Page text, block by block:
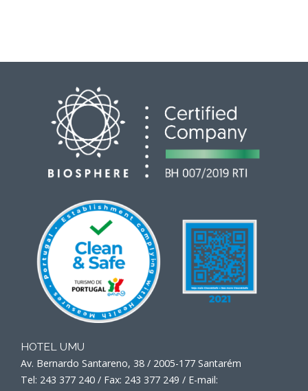
HOTEL UMU
Av. Bernardo Santareno, 38 / 2005-177 Santarém
Tel: 243 377 240 / Fax: 243 377 249 / E-mail: